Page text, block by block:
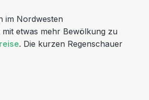
im Nordwesten
etwas mehr Bewölkung zu
. Die kurzen Regenschauer